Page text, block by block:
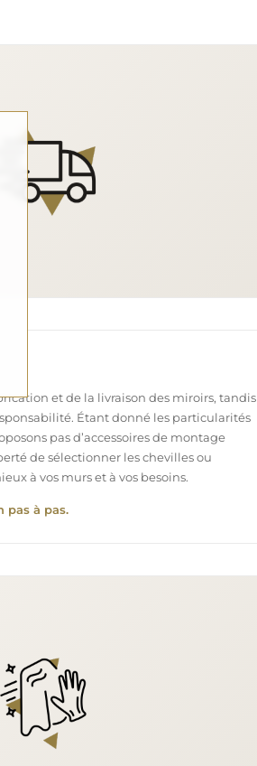
et de la livraison des miroirs, tandis
Étant donné les particularités
pas d’accessoires de montage
de sélectionner les chevilles ou
à vos murs et à vos besoins.
pas à pas.